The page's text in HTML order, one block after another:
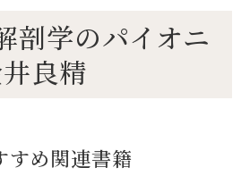
学のパイオニ
良精
すめ関連書籍